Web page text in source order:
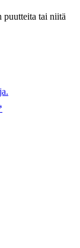
puutteita tai niitä